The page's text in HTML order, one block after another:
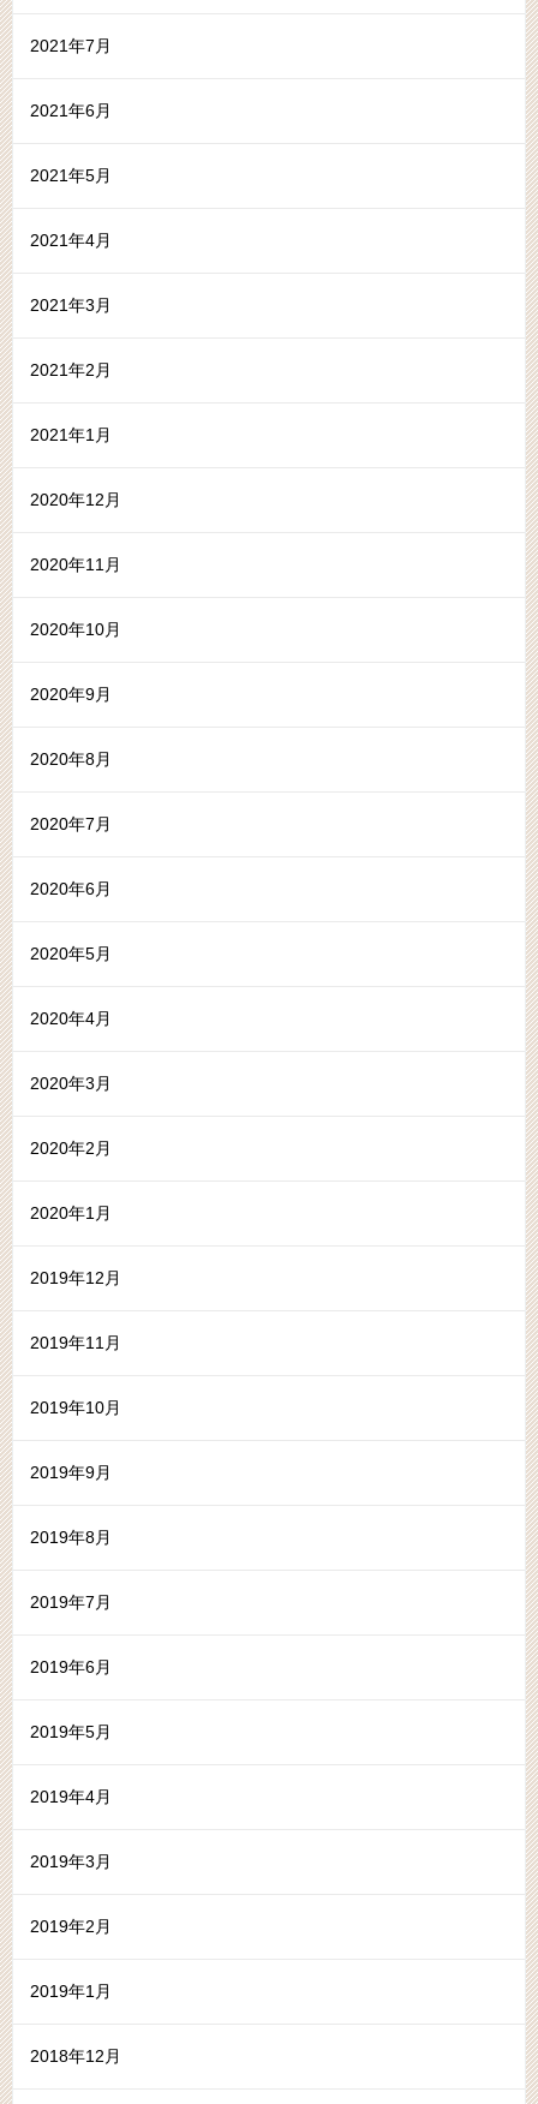
2021年7月
2021年6月
2021年5月
2021年4月
2021年3月
2021年2月
2021年1月
2020年12月
2020年11月
2020年10月
2020年9月
2020年8月
2020年7月
2020年6月
2020年5月
2020年4月
2020年3月
2020年2月
2020年1月
2019年12月
2019年11月
2019年10月
2019年9月
2019年8月
2019年7月
2019年6月
2019年5月
2019年4月
2019年3月
2019年2月
2019年1月
2018年12月